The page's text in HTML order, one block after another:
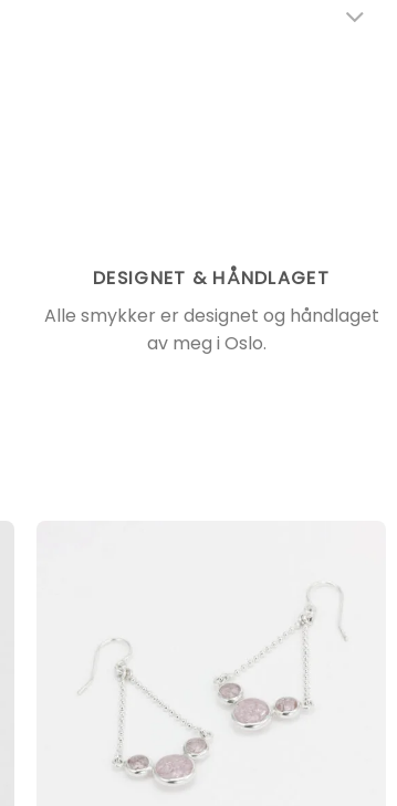
DESIGNET & HÅNDLAGET
Alle smykker er designet og håndlaget
av meg i Oslo.